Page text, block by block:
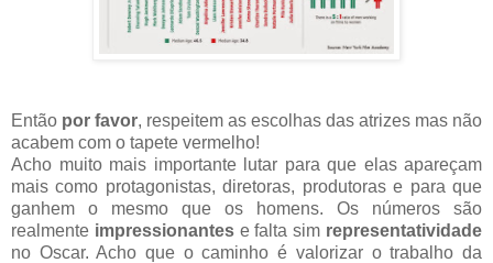
Então por favor, respeitem as escolhas das atrizes mas não
acabem com o tapete vermelho!
Acho muito mais importante lutar para que elas apareçam
mais como protagonistas, diretoras, produtoras e para que
ganhem o mesmo que os homens. Os números são
realmente impressionantese falta sim representatividade
no Oscar. Acho que o caminho é valorizar o trabalho da